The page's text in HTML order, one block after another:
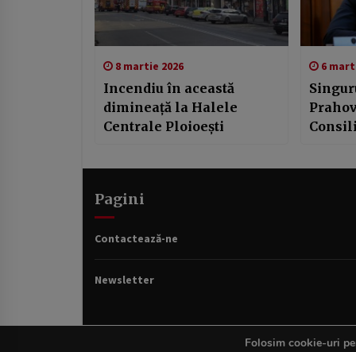
8 martie 2026
Incendiu în această
dimineață la Halele
Centrale Ploioești
6
Pagini
Contactează-ne
Newsletter
Folosim cookie-uri